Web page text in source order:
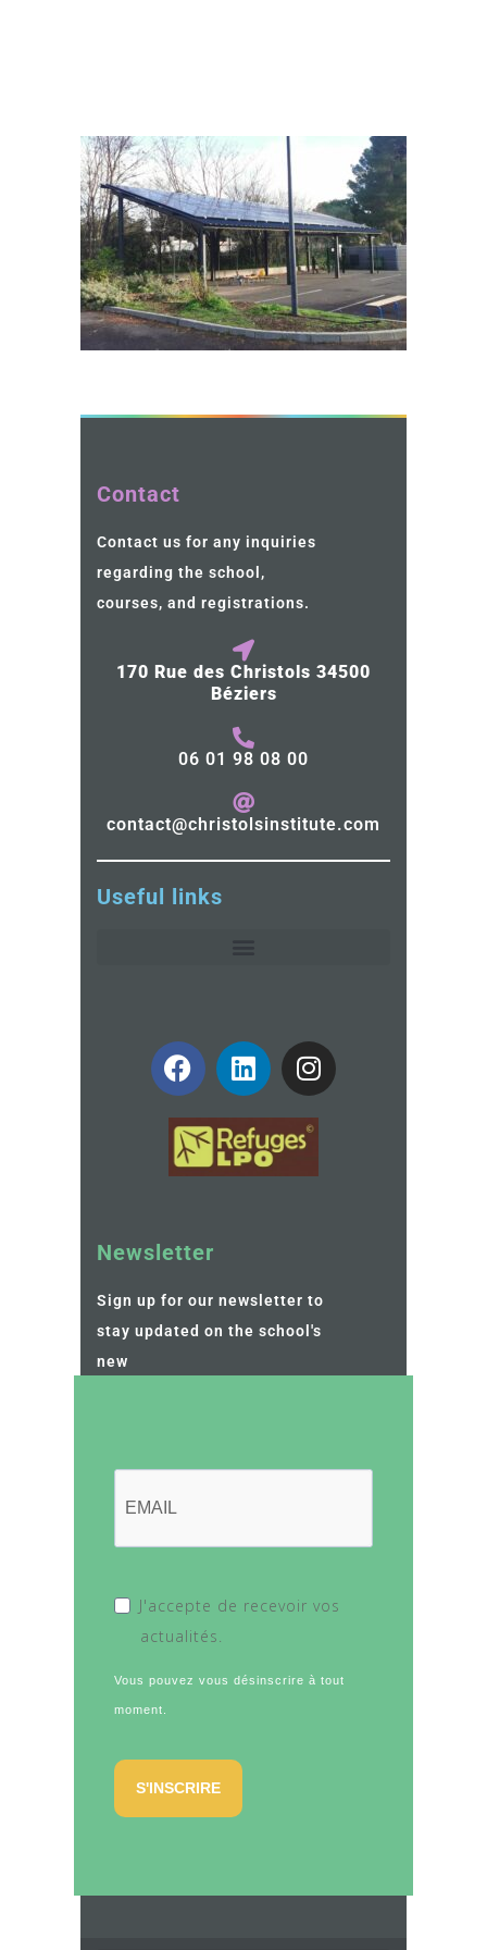
Contact
Contact us for any inquiries
regarding the school,
courses, and registrations.
170 Rue des Christols 34500
Béziers
06 01 98 08 00
contact@christolsinstitute.com
Useful links
Newsletter
Sign up for our newsletter to
stay updated on the school's
new
J'accepte de recevoir vos
actualités.
Vous pouvez vous désinscrire à tout
moment.
S'INSCRIRE